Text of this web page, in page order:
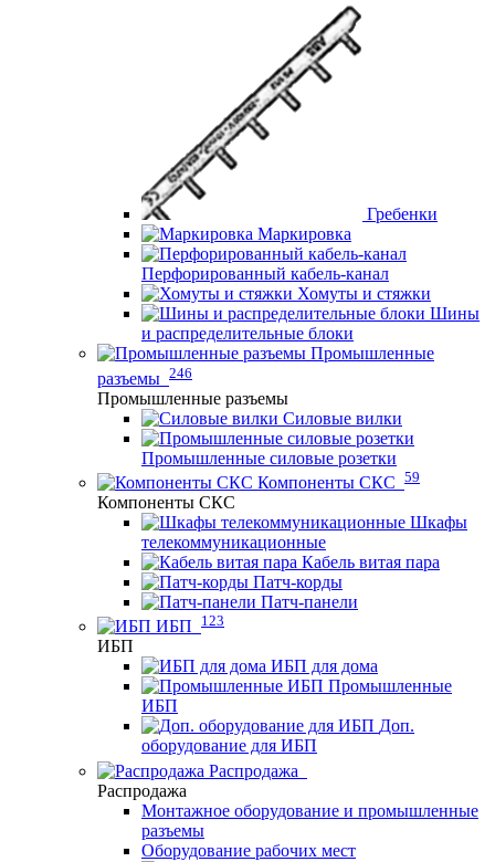
Гребенки
Маркировка
Перфорированный кабель-канал
Хомуты и стяжки
Шины
и распределительные блоки
Промышленные
разъемы 246
Промышленные разъемы
Силовые вилки
Промышленные силовые розетки
Компоненты СКС 59
Компоненты СКС
Шкафы
телекоммуникационные
Кабель витая пара
Патч-корды
Патч-панели
ИБП
123
ИБП
ИБП для дома
Промышленные
ИБП
Доп.
оборудование для ИБП
Распродажа
Распродажа
Монтажное оборудование и промышленные
разъемы
Оборудование рабочих мест